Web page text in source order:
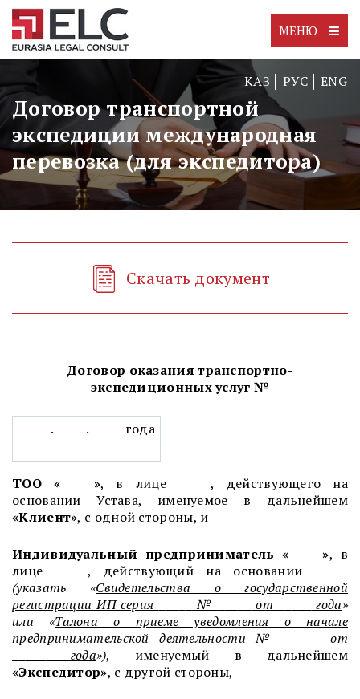
МЕНЮ
КАЗ РУС ENG
Договор транспортной
экспедиции международная
перевозка (для экспедитора)
Скачать документ
Договор оказания транспортно-
экспедиционных услуг №
. . года
ТОО « », в лице , действующего на
основании Устава, именуемое в дальнейшем
«Клиент», с одной стороны, и
Индивидуальный предприниматель « », в
лице , действующий на основании
(указать «Свидетельства о государственной
регистрации ИП серия
№ от года»
или «Талона о приеме уведомления о начале
предпринимательской деятельности №
от
года»), именуемый в дальнейшем
«Экспедитор», с другой стороны,